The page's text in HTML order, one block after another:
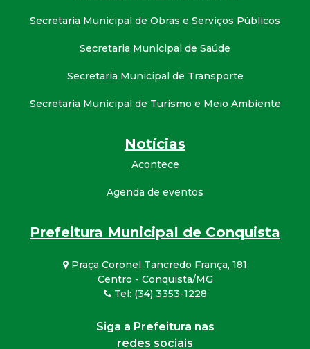
Secretaria Municipal de Obras e Serviços Públicos
Secretaria Municipal de Saúde
Secretaria Municipal de Transporte
Secretaria Municipal de Turismo e Meio Ambiente
Notícias
Acontece
Agenda de eventos
Prefeitura Municipal de Conquista
Praça Coronel Tancredo França, 181
Centro - Conquista/MG
Tel: (34) 3353-1228
Siga a Prefeitura nas
redes sociais